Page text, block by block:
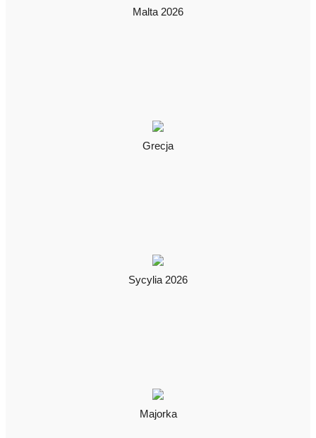
Malta 2026
Grecja
Sycylia 2026
Majorka